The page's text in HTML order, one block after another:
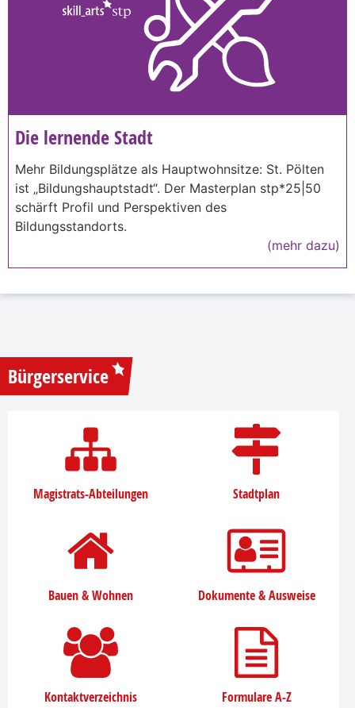
Die lernende Stadt
Mehr Bildungsplätze als Hauptwohnsitze: St. Pölten
ist „Bildungshauptstadt“. Der Masterplan stp*25|50
schärft Profil und Perspektiven des
Bildungsstandorts.
(mehr dazu)
Bürgerservice
Magistrats-Abteilungen Stadtplan
Bauen & Wohnen Dokumente & Ausweise
Kontaktverzeichnis Formulare A-Z